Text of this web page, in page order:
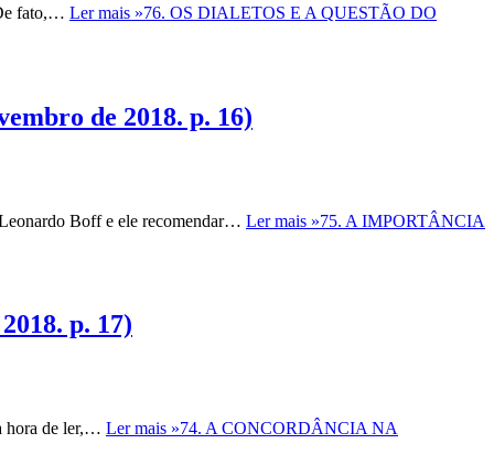
fato,… Ler mais »76. OS DIALETOS E A QUESTÃO DO
de 2018. p. 16)
Boff e ele recomendar… Ler mais »75. A IMPORTÂNCIA
p. 17)
hora de ler,… Ler mais »74. A CONCORDÂNCIA NA